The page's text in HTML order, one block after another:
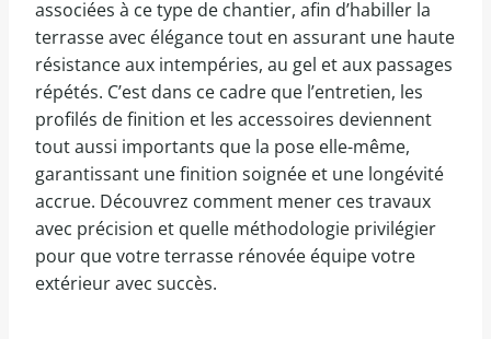
associées à ce type de chantier, afin d’habiller la
terrasse avec élégance tout en assurant une haute
résistance aux intempéries, au gel et aux passages
répétés. C’est dans ce cadre que l’entretien, les
profilés de finition et les accessoires deviennent
tout aussi importants que la pose elle-même,
garantissant une finition soignée et une longévité
accrue. Découvrez comment mener ces travaux
avec précision et quelle méthodologie privilégier
pour que votre terrasse rénovée équipe votre
extérieur avec succès.